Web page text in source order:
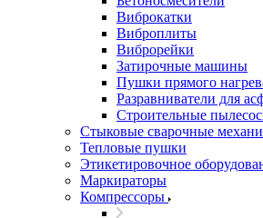
Виброкатки
Виброплиты
Виброрейки
Затирочные машины
Пушки прямого
Разравниватели для
Строительные
Стыковые сварочные
Тепловые пушки
Этикетировочное
Маркираторы
Компрессоры